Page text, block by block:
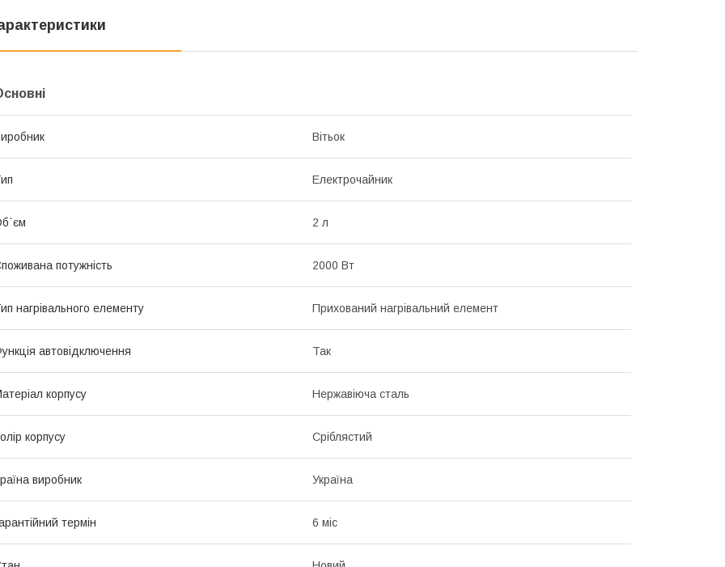
Вітьок
Електрочайник
2 л
потужність 2000 Вт
нагрівального елементу Прихований нагрівальний елемент
автовідключення Так
корпусу Нержавіюча сталь
корпусу Сріблястий
виробник Україна
термін 6 міс